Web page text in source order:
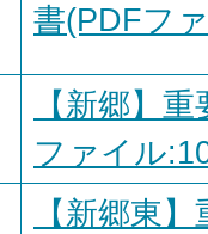
書(PDFフ
【新郷】
ファイル
【新郷東